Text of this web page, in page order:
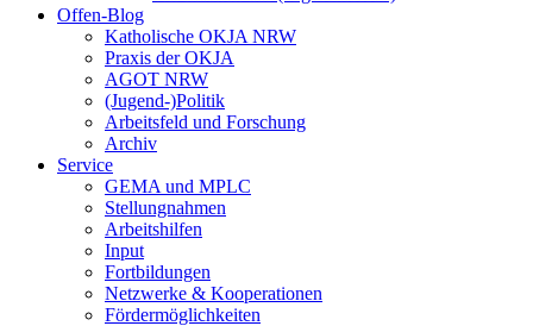
Offen-Blog
Katholische OKJA NRW
Praxis der OKJA
AGOT NRW
(Jugend-)Politik
Arbeitsfeld und Forschung
Archiv
Service
GEMA und MPLC
Stellungnahmen
Arbeitshilfen
Input
Fortbildungen
Netzwerke & Kooperationen
Fördermöglichkeiten